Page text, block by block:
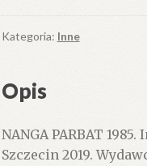
1985.
In
Piotrowski.
Kategoria: Inne
Opis
NANGA PARBAT
Szczecin 2019.